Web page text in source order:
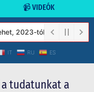
📹 VIDEÓK
tól a Védett
IT RU ES
tudatunkat a